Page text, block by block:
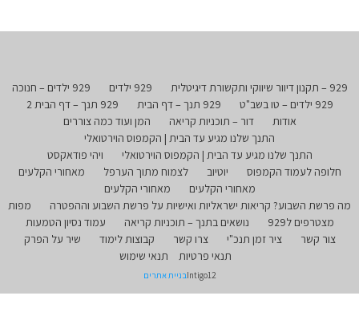
929 – תקנון דיוור שיווקי ותקשורת דיגיטלית 929 ילדים
929 ילדים – חנוכה
929 ילדים – טו בשב"ט
929 תנך – דף הבית
929 תנך – דף הבית 2
אודות
דור – תוכניות קריאה
המן ועוד כמה צוררים
התנך שלנו מגיע עד הבית | הקמפוס הוירטואלי
התנך שלנו מגיע עד הבית | הקמפוס הוירטואלי
ויהי פודאקסט
חלופה לעמוד הקמפוס
יוטיוב לצמוח מתוך הערפל
מאחורי הקלעים
מאחורי הקלעים
מאחורי הקלעים
מה פרשת השבוע? קריאות ישראליות ואישיות על פרשת השבוע וההפטרה
מפות
מצטרפים ל929
נושאים בתנך – תוכניות קריאה
עמוד נסיון הטמעות
צור קשר
ציר זמן תנכ"י צרו קשר קבוצות לימוד
שיר על הפרק
תנאי פרטיות
תנאי שימוש
Intigo12בניית אתרים